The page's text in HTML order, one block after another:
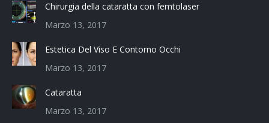
Chirurgia della cataratta con femtolaser
Marzo 13, 2017
Estetica Del Viso E Contorno Occhi
Marzo 13, 2017
Cataratta
Marzo 13, 2017